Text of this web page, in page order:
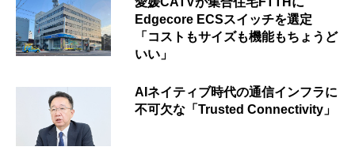
Edgecore ECSスイッチを選定
「コストもサイズも機能もちょうど
いい」
AIネイティブ時代の通信インフラに
不可欠な「Trusted Connectivity」